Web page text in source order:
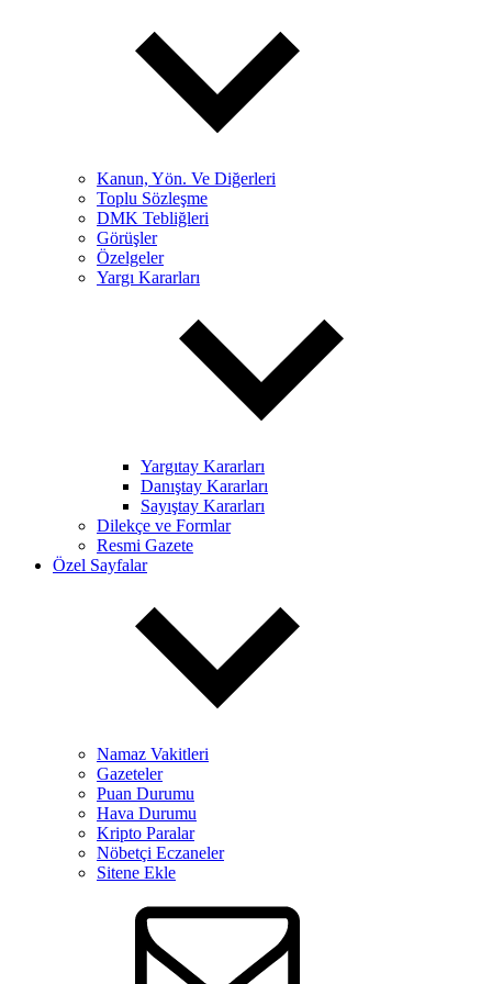
Kanun, Yön. Ve Diğerleri
Toplu Sözleşme
DMK Tebliğleri
Görüşler
Özelgeler
Yargı Kararları
Yargıtay Kararları
Danıştay Kararları
Sayıştay Kararları
Dilekçe ve Formlar
Resmi Gazete
Özel Sayfalar
Namaz Vakitleri
Gazeteler
Puan Durumu
Hava Durumu
Kripto Paralar
Nöbetçi Eczaneler
Sitene Ekle